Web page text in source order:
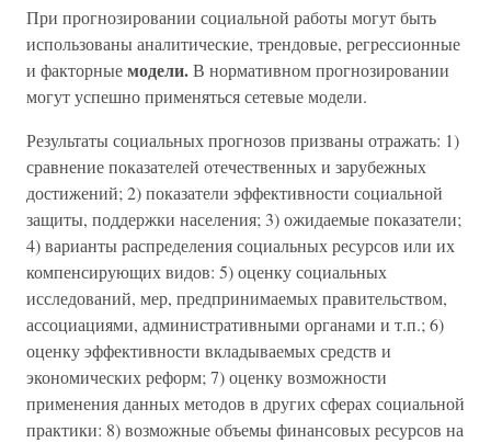
При прогнозировании социальной работы могут быть
использованы аналитические, трендовые, регрессионные
и факторныемодели.В нормативном прогнозировании
могут успешно применяться сетевые модели.
Результаты социальных прогнозов призваны отражать: 1)
сравнение показателей отечественных и зарубежных
достижений; 2) показатели эффективности социальной
защиты, поддержки населения; 3) ожидаемые показатели;
4) варианты распределения социальных ресурсов или их
компенсирующих видов: 5) оценку социальных
исследований, мер, предпринимаемых правительством,
ассоциациями, административными органами и т.п.; 6)
оценку эффективности вкладываемых средств и
экономических реформ; 7) оценку возможности
применения данных методов в других сферах социальной
практики: 8) возможные объемы финансовых ресурсов на